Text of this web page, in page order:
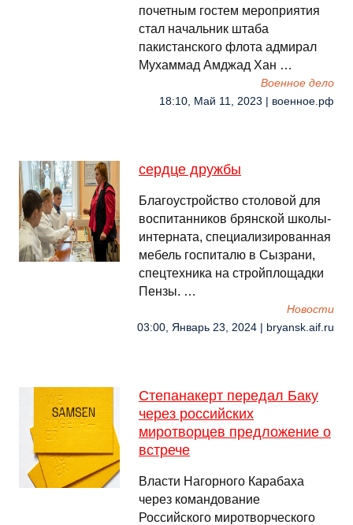
почетным гостем мероприятия
стал начальник штаба
пакистанского флота адмирал
Мухаммад Амджад Хан …
Военное дело
18:10, Май 11, 2023 | военное.рф
сердце дружбы
Благоустройство столовой для
воспитанников брянской школы-
интерната, специализированная
мебель госпиталю в Сызрани,
спецтехника на стройплощадки
Пензы. …
Новости
03:00, Январь 23, 2024 | bryansk.aif.ru
Степанакерт передал Баку
через российских
миротворцев предложение о
встрече
Власти Нагорного Карабаха
через командование
Российского миротворческого